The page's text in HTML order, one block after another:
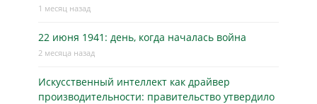
1 месяц назад
22 июня 1941: день, когда началась война
2 месяца назад
Искусственный интеллект как драйвер
производительности: правительство утвердило